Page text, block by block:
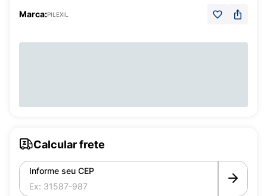
Marca:PILEXIL
Calcular frete
Informe seu CEP